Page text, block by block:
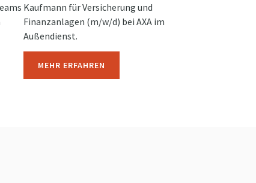
Kaufmann für Versicherung und
Finanzanlagen (m/w/d) bei AXA im
Außendienst.
MEHR ERFAHREN